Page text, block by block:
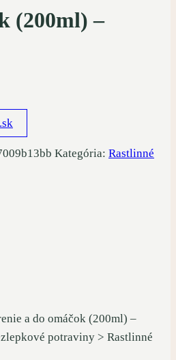
(200ml) –
Kategória: Rastlinné
a do omáčok (200ml) –
potraviny > Rastlinné